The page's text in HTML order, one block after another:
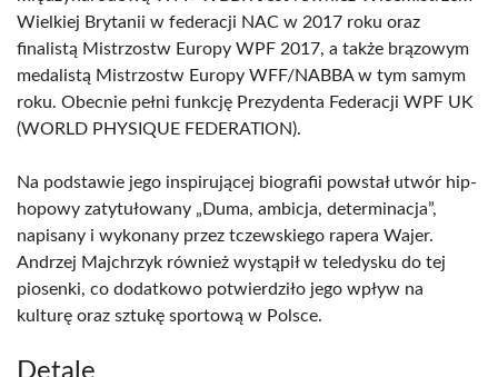
Wielkiej Brytanii w federacji NAC w 2017 roku oraz
finalistą Mistrzostw Europy WPF 2017, a także brązowym
medalistą Mistrzostw Europy WFF/NABBA w tym samym
roku. Obecnie pełni funkcję Prezydenta Federacji WPF UK
(WORLD PHYSIQUE FEDERATION).
Na podstawie jego inspirującej biografii powstał utwór hip-
hopowy zatytułowany „Duma, ambicja, determinacja”,
napisany i wykonany przez tczewskiego rapera Wajer.
Andrzej Majchrzyk również wystąpił w teledysku do tej
piosenki, co dodatkowo potwierdziło jego wpływ na
kulturę oraz sztukę sportową w Polsce.
Detale